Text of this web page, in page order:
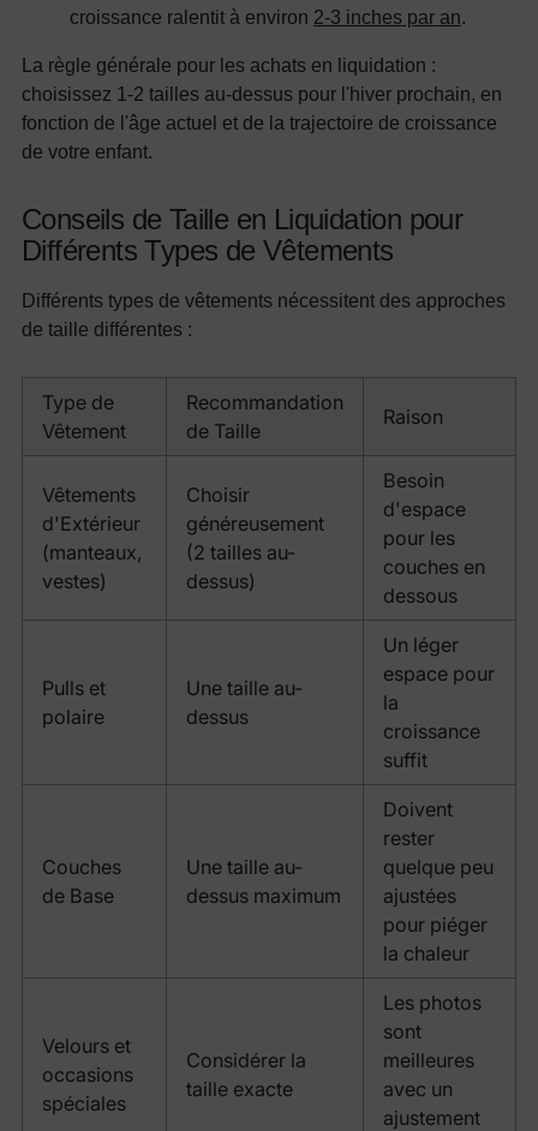
croissance ralentit à environ 2-3 inches par an.
La règle générale pour les achats en liquidation :
choisissez 1-2 tailles au-dessus pour l'hiver prochain, en
fonction de l'âge actuel et de la trajectoire de croissance
de votre enfant.
Conseils de Taille en Liquidation pour
Différents Types de Vêtements
Différents types de vêtements nécessitent des approches
de taille différentes :
Type de
Vêtement
Recommandation
de Taille
Raison
Vêtements
d'Extérieur
(manteaux,
vestes)
Choisir
généreusement
(2 tailles au-
dessus)
Besoin
d'espace
pour les
couches en
dessous
Pulls et
polaire
Une taille au-
dessus
Un léger
espace pour
la
croissance
suffit
Couches
de Base
Une taille au-
dessus maximum
Doivent
rester
quelque peu
ajustées
pour piéger
la chaleur
Velours et
occasions
spéciales
Considérer la
taille exacte
Les photos
sont
meilleures
avec un
ajustement